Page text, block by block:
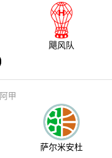
飓风队
阿甲
萨尔米安杜